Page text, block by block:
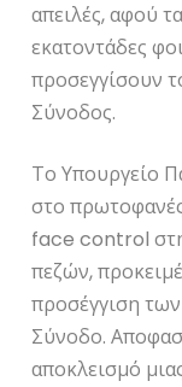
απειλές, αφού
εκατοντάδες
προσεγγίσουν
Σύνοδος.
Το Υπουργείο
στο
face control
πεζών,
προσέγγιση
Σύνοδο.
αποκλεισμό